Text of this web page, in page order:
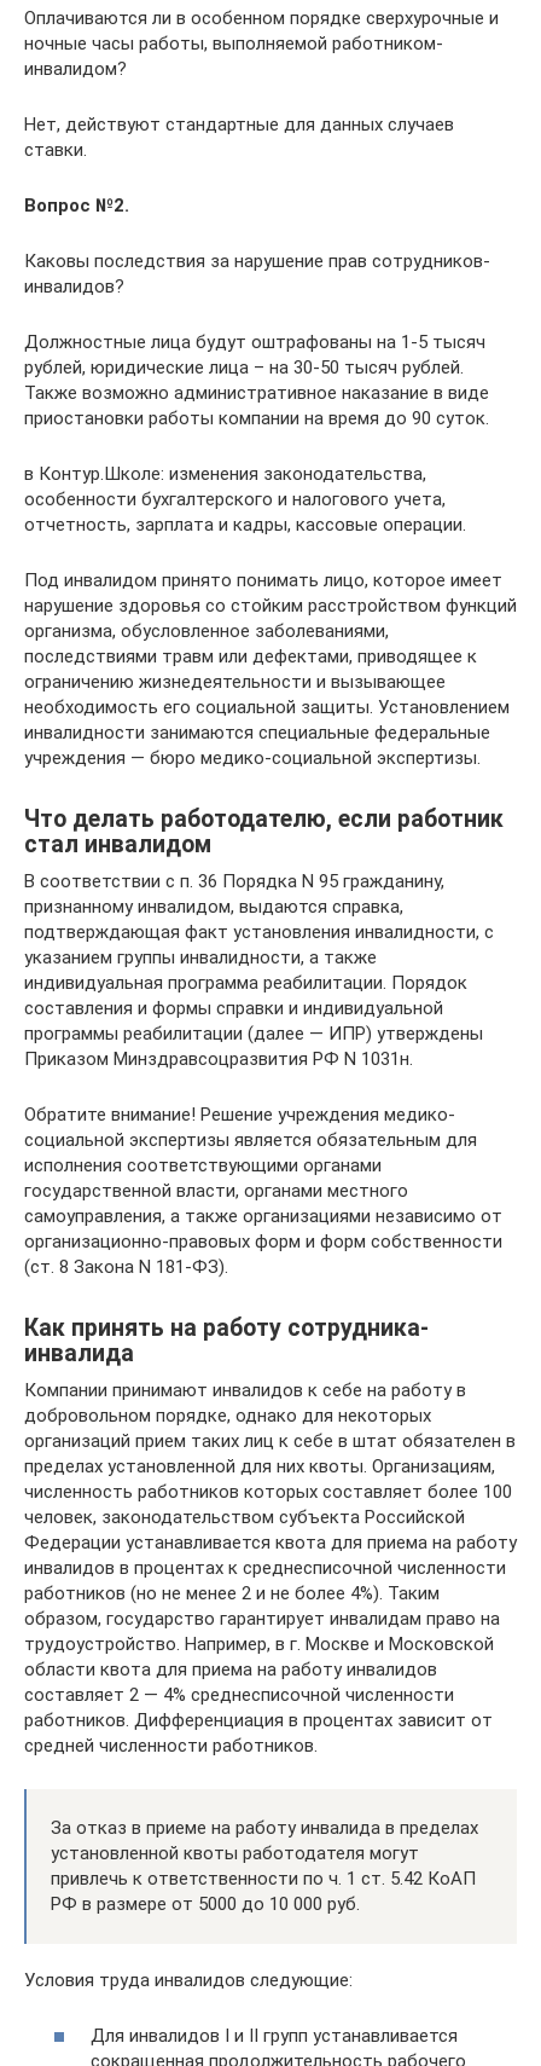
Оплачиваются ли в особенном порядке сверхурочные и
ночные часы работы, выполняемой работником-
инвалидом?
Нет, действуют стандартные для данных случаев
ставки.
Вопрос №2.
Каковы последствия за нарушение прав сотрудников-
инвалидов?
Должностные лица будут оштрафованы на 1-5 тысяч
рублей, юридические лица – на 30-50 тысяч рублей.
Также возможно административное наказание в виде
приостановки работы компании на время до 90 суток.
в Контур.Школе: изменения законодательства,
особенности бухгалтерского и налогового учета,
отчетность, зарплата и кадры, кассовые операции.
​Под инвалидом принято понимать лицо, которое имеет
нарушение здоровья со стойким расстройством функций
организма, обусловленное заболеваниями,
последствиями травм или дефектами, приводящее к
ограничению жизнедеятельности и вызывающее
необходимость его социальной защиты. Установлением
инвалидности занимаются специальные федеральные
учреждения — бюро медико-социальной экспертизы.
Что делать работодателю, если работник
стал инвалидом
В соответствии с п. 36 Порядка N 95 гражданину,
признанному инвалидом, выдаются справка,
подтверждающая факт установления инвалидности, с
указанием группы инвалидности, а также
индивидуальная программа реабилитации. Порядок
составления и формы справки и индивидуальной
программы реабилитации (далее — ИПР) утверждены
Приказом Минздравсоцразвития РФ N 1031н.
Обратите внимание! Решение учреждения медико-
социальной экспертизы является обязательным для
исполнения соответствующими органами
государственной власти, органами местного
самоуправления, а также организациями независимо от
организационно-правовых форм и форм собственности
(ст. 8 Закона N 181-ФЗ).
Как принять на работу сотрудника-
инвалида
Компании принимают инвалидов к себе на работу в
добровольном порядке, однако для некоторых
организаций прием таких лиц к себе в штат обязателен в
пределах установленной для них квоты. Организациям,
численность работников которых составляет более 100
человек, законодательством субъекта Российской
Федерации устанавливается квота для приема на работу
инвалидов в процентах к среднесписочной численности
работников (но не менее 2 и не более 4%). Таким
образом, государство гарантирует инвалидам право на
трудоустройство. Например, в г. Москве и Московской
области квота для приема на работу инвалидов
составляет 2 — 4% среднесписочной численности
работников. Дифференциация в процентах зависит от
средней численности работников.
За отказ в приеме на работу инвалида в пределах
установленной квоты работодателя могут
привлечь к ответственности по ч. 1 ст. 5.42 КоАП
РФ в размере от 5000 до 10 000 руб.
Условия труда инвалидов следующие:
Для инвалидов I и II групп устанавливается
сокращенная продолжительность рабочего